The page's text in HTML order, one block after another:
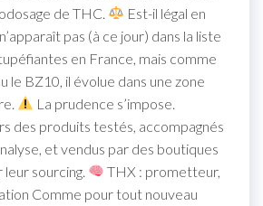
de THC.
Est-il légal en
pas (à ce jour) dans la liste
en France, mais comme
le BZ10, il évolue dans une zone
La prudence s’impose.
des produits testés, accompagnés
et vendus par des boutiques
sourcing.
THX : prometteur,
Comme pour tout nouveau